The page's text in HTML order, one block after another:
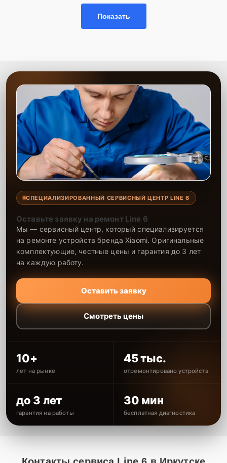
Показать
СПЕЦИАЛИЗИРОВАННЫЙ СЕРВИСНЫЙ ЦЕНТР LINE 6
Оставьте заявку на ремонт Line 6
Мы — сервисный центр, который специализируется
на ремонте устройств бренда Xiaomi. Оригинальные
комплектующие, честные цены и гарантия до 3 лет
на каждую работу.
Оставить заявку
Смотреть цены
10+
лет на рынке
45 тыс.
отремонтировано устройств
до 3 лет
гарантия на работы
30 мин
бесплатная диагностика